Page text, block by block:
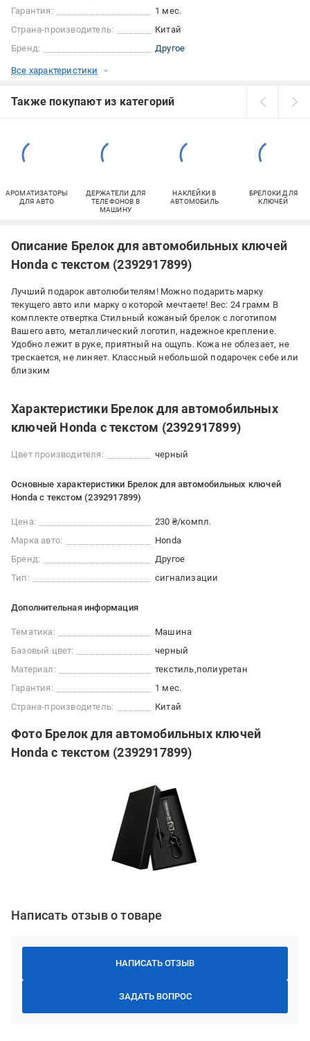
Гарантия:
1 мес.
Страна-производитель:
Китай
Бренд:
Другое
Все характеристики
Также покупают из категорий
АРОМАТИЗАТОРЫ
ДЛЯ АВТО
ДЕРЖАТЕЛИ ДЛЯ
ТЕЛЕФОНОВ В
МАШИНУ
НАКЛЕЙКИ В
АВТОМОБИЛЬ
БРЕЛОКИ ДЛЯ
КЛЮЧЕЙ
Описание Брелок для автомобильных ключей
Honda с текстом (2392917899)
Лучший подарок автолюбителям! Можно подарить марку
текущего авто или марку о которой мечтаете! Вес: 24 грамм В
комплекте отвертка Стильный кожаный брелок с логотипом
Вашего авто, металлический логотип, надежное крепление.
Удобно лежит в руке, приятный на ощупь. Кожа не облезает, не
трескается, не линяет. Классный небольшой подарочек себе или
близким
Характеристики Брелок для автомобильных
ключей Honda с текстом (2392917899)
Цвет производителя: черный
Основные характеристики Брелок для автомобильных ключей
Honda с текстом (2392917899)
Цена:
230 ₴/компл.
Марка авто:
Honda
Бренд:
Другое
Тип:
сигнализации
Дополнительная информация
Тематика:
Машина
Базовый цвет:
черный
Материал:
текстиль полиуретан
Гарантия:
1 мес.
Страна-производитель:
Китай
Фото Брелок для автомобильных ключей
Honda с текстом (2392917899)
Написать отзыв о товаре
НАПИСАТЬ ОТЗЫВ
ЗАДАТЬ ВОПРОС